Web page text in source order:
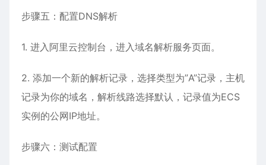
步骤五：配置DNS解析
1. 进入阿里云控制台，进入域名解析服务页面。
2. 添加一个新的解析记录，选择类型为”A”记录，主机
记录为你的域名，解析线路选择默认，记录值为ECS
实例的公网IP地址。
步骤六：测试配置